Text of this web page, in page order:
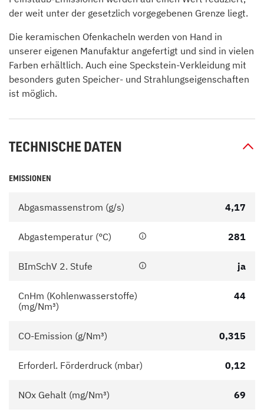
der weit unter der gesetzlich vorgegebenen Grenze liegt.
Die keramischen Ofenkacheln werden von Hand in
unserer eigenen Manufaktur angefertigt und sind in vielen
Farben erhältlich. Auch eine Speckstein-Verkleidung mit
besonders guten Speicher- und Strahlungseigenschaften
ist möglich.
TECHNISCHE DATEN
EMISSIONEN
Abgasmassenstrom (g/s) 4,17
Abgastemperatur (°C) 281
BImSchV 2. Stufe ja
CnHm (Kohlenwasserstoffe)
(mg/Nm³)
44
CO-Emission (g/Nm³) 0,315
Erforderl. Förderdruck (mbar) 0,12
NOx Gehalt (mg/Nm³) 69